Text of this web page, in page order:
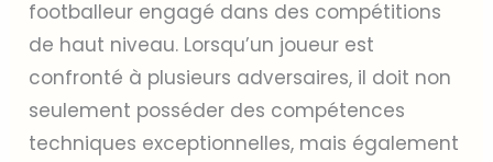
footballeur engagé dans des compétitions
de haut niveau. Lorsqu’un joueur est
confronté à plusieurs adversaires, il doit non
seulement posséder des compétences
techniques exceptionnelles, mais également